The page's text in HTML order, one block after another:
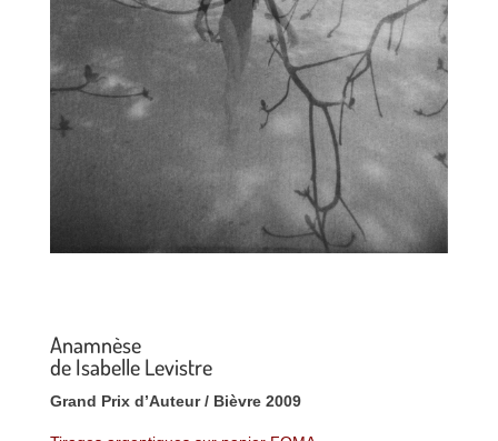
Anamnèse
de Isabelle Levistre
Grand Prix d’Auteur / Bièvre 2009